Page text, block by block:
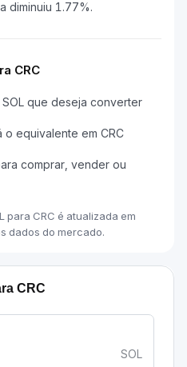
diminuiu 1.77%.
CRC
que deseja converter
o equivalente em CRC
comprar, vender ou
para CRC é atualizada em
dados do mercado.
CRC
SOL